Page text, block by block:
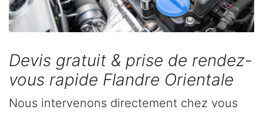
Devis gratuit & prise de rendez-
vous rapide Flandre Orientale
Nous intervenons directement chez vous